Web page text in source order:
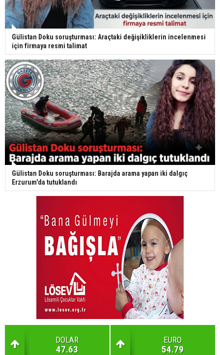
Gülistan Doku soruşturması: Araçtaki değişikliklerin incelenmesi
için firmaya resmi talimat
Gülistan Doku soruşturması: Barajda arama yapan iki dalgıç
Erzurum'da tutuklandı
DOLAR
47.63
EURO
54.79